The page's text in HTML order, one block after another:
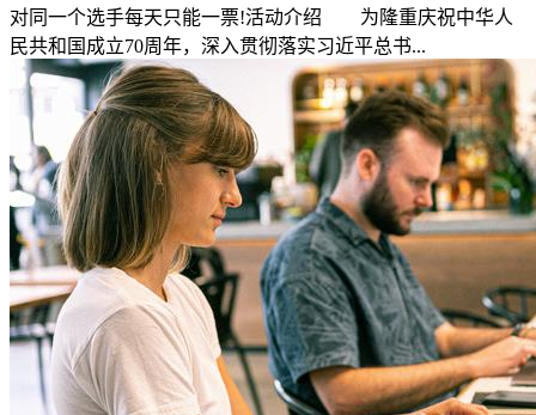
对同一个选手每天只能一票!活动介绍 为隆重庆祝中华人
民共和国成立70周年，深入贯彻落实习近平总书...